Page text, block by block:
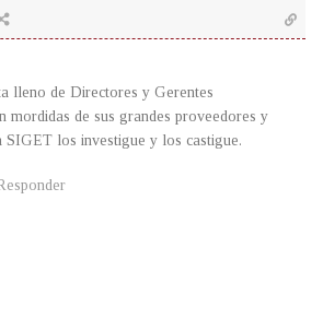
lleno de Directores y Gerentes
mordidas de sus grandes proveedores y
SIGET los investigue y los castigue.